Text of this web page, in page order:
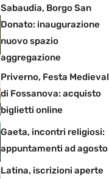
Sabaudia, Borgo San
Donato: inaugurazione
nuovo spazio
aggregazione
Priverno, Festa
di Fossanova: acquisto
biglietti online
Gaeta, incontri religiosi:
appuntamenti ad agosto
Latina, iscrizioni aperte